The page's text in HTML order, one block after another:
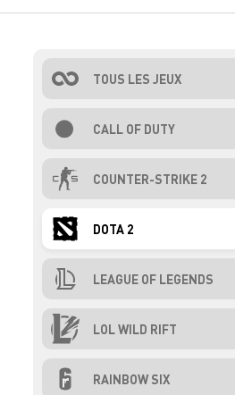
TOUS LES JEUX
CALL OF DUTY
COUNTER-STRIKE 2
DOTA 2
LEAGUE OF LEGENDS
LOL WILD RIFT
RAINBOW SIX